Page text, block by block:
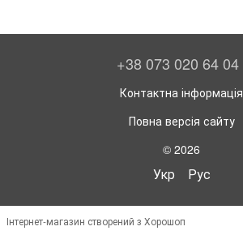
+38 073 020 64 04
Контактна інформація
Повна версія сайту
© 2026
Укр Рус
Інтернет-магазин створений з Хорошоп